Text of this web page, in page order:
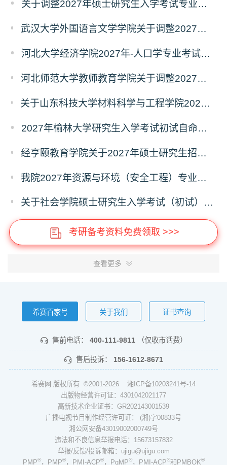
关于调整2027年硕士研究生入学考试专业初试科目的通知
武汉大学外国语言文学学院关于调整2027年硕士研究生统考初试自命题科目的公告
河北大学经济学院2027年-人口学专业考试科目调整公告
河北师范大学教师教育学院关于调整2027年全国硕士研究生招生考试初试科目的公告
关于山东科技大学材料科学与工程学院2027年硕士研究生招生考试自命题科目参考书目与考试模块调整说明
2027年榆林大学研究生入学考试初试自命题考试科目及大纲
经亨颐教育学院关于2027年硕士研究生招生考试科目和学科变化的通知
我院2027年资源与环境（安全工程）专业硕士研究生招生考试初试自命题科目调整通知
关于社会学院硕士研究生入学考试（初试）考试科目及参考书目变更的通知
考研备考资料免费领取 >>>
查看更多
希赛百家号 关于我们 证书查询
售前电话： 400-111-9811 （仅收市话费）
售后投诉： 156-1612-8671
希赛网 版权所有 ©2001-2026 湘ICP备10203241号-14
出版物经营许可证：4301042021177
高新技术企业证书：GR202143001539
广播电视节目制作经营许可证： (湘)字00833号
湘公网安备43019002000749号
违法和不良信息举报电话：15673157832
举报/反馈/投诉邮箱：ujigu@ujigu.com
PMP®，PMP®，PMI-ACP®，PgMP®，PMI-ACP®和PMBOK®